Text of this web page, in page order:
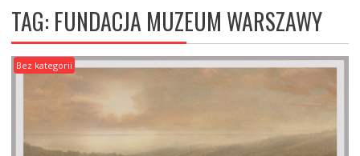
TAG: FUNDACJA MUZEUM WARSZAWY
Bez kategorii